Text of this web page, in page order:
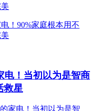
电！当初以为是智商
救星